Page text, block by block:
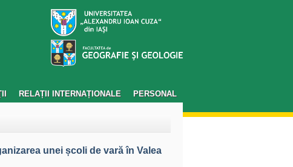
RELAȚII INTERNAȚIONALE PERSONAL
unei școli de vară în Valea